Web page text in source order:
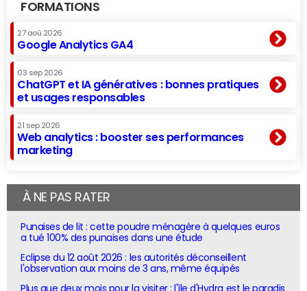
FORMATIONS
27 aoû 2026
Google Analytics GA4
03 sep 2026
ChatGPT et IA génératives : bonnes pratiques
et usages responsables
21 sep 2026
Web analytics : booster ses performances
marketing
À NE PAS RATER
Punaises de lit : cette poudre ménagère à quelques euros
a tué 100% des punaises dans une étude
Eclipse du 12 août 2026 : les autorités déconseillent
l'observation aux moins de 3 ans, même équipés
Plus que deux mois pour la visiter : l'île d'Hydra est le paradis